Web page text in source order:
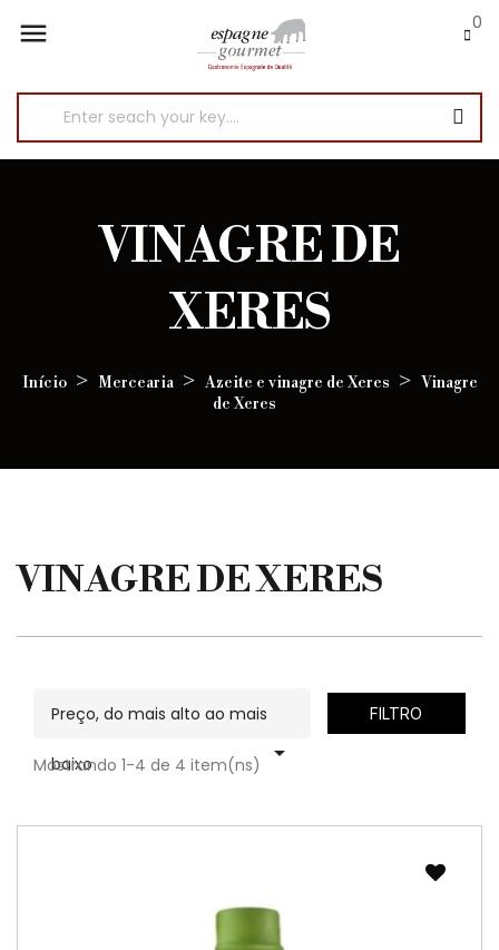
 0
VINAGRE DE
XERES
Início Mercearia Azeite e vinagre de Xeres
Vinagre
de Xeres
VINAGRE DE XERES
Preço, do mais alto ao mais
baixo 
FILTRO
Mostrando 1-4 de 4 item(ns)